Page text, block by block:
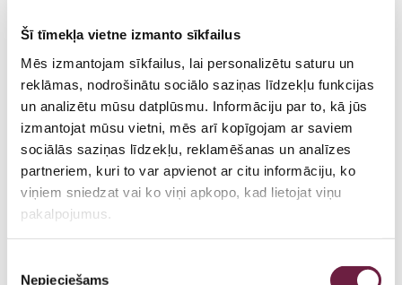
Šī tīmekļa vietne izmanto sīkfailus
Mēs izmantojam sīkfailus, lai personalizētu saturu un
reklāmas, nodrošinātu sociālo saziņas līdzekļu funkcijas
un analizētu mūsu datplūsmu. Informāciju par to, kā jūs
izmantojat mūsu vietni, mēs arī kopīgojam ar saviem
sociālās saziņas līdzekļu, reklamēšanas un analīzes
partneriem, kuri to var apvienot ar citu informāciju, ko
viņiem sniedzat vai ko viņi apkopo, kad lietojat viņu
pakalpojumus.
Nepieciešams
Uztriepju noņemšana uz gonoreju, trihomonām,
gļotādas
Speciālisti